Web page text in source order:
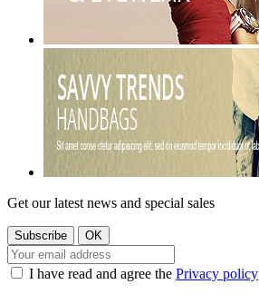
Get our latest news and special sales
I have read and agree the Privacy policy